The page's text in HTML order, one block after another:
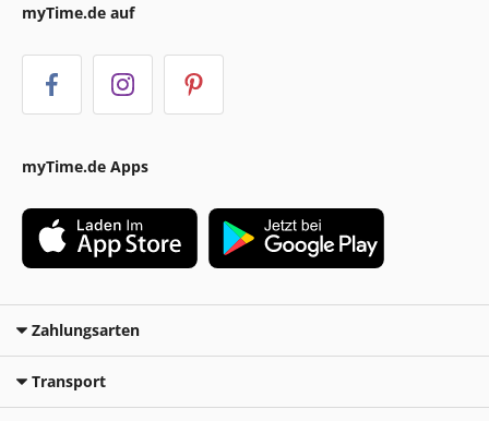
myTime.de auf
myTime.de Apps
Zahlungsarten
Transport